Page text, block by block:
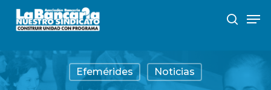
main
search
Efemérides Noticias